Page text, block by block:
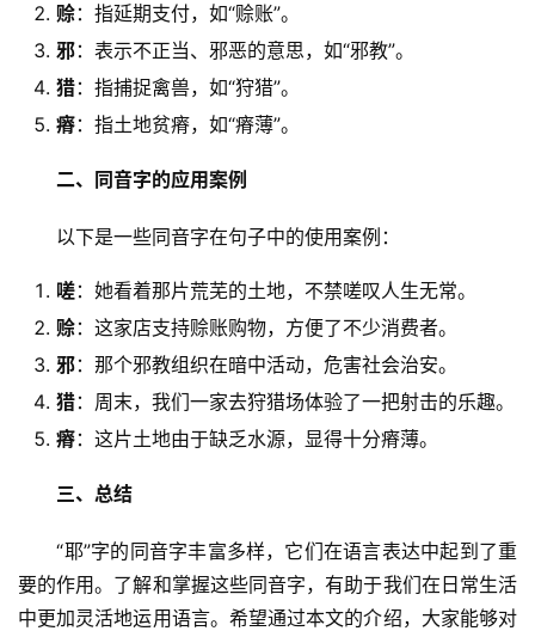
赊：指延期支付，如“赊账”。
邪：表示不正当、邪恶的意思，如“邪教”。
猎：指捕捉禽兽，如“狩猎”。
瘠：指土地贫瘠，如“瘠薄”。
二、同音字的应用案例
以下是一些同音字在句子中的使用案例：
嗟：她看着那片荒芜的土地，不禁嗟叹人生无常。
赊：这家店支持赊账购物，方便了不少消费者。
邪：那个邪教组织在暗中活动，危害社会治安。
猎：周末，我们一家去狩猎场体验了一把射击的乐趣。
瘠：这片土地由于缺乏水源，显得十分瘠薄。
三、总结
“耶”字的同音字丰富多样，它们在语言表达中起到了重
要的作用。了解和掌握这些同音字，有助于我们在日常生活
中更加灵活地运用语言。希望通过本文的介绍，大家能够对